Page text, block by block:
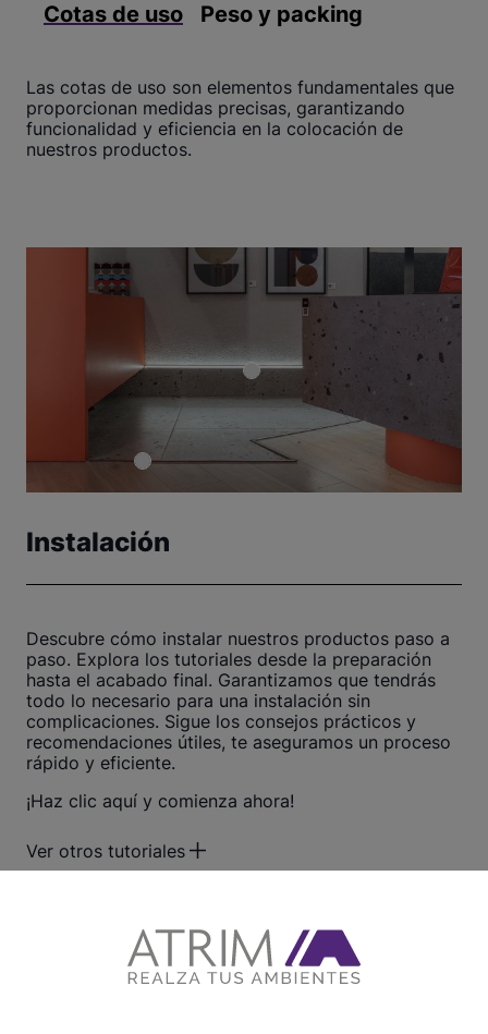
Cotas de uso Peso y packing
Las cotas de uso son elementos fundamentales que
proporcionan medidas precisas, garantizando
funcionalidad y eficiencia en la colocación de
nuestros productos.
Instalación
Descubre cómo instalar nuestros productos paso a
paso. Explora los tutoriales desde la preparación
hasta el acabado final. Garantizamos que tendrás
todo lo necesario para una instalación sin
complicaciones. Sigue los consejos prácticos y
recomendaciones útiles, te aseguramos un proceso
rápido y eficiente.
¡Haz clic aquí y comienza ahora!
Ver otros tutoriales